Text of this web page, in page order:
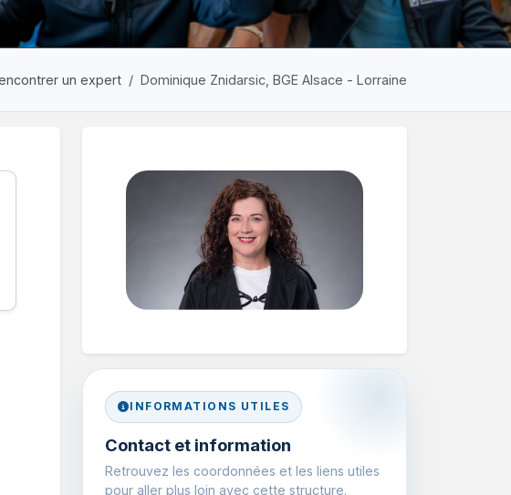
un expert Dominique Znidarsic, BGE Alsace - Lorraine
INFORMATIONS UTILES
Contact et information
Retrouvez les coordonnées et les liens utiles
pour aller plus loin avec cette structure.